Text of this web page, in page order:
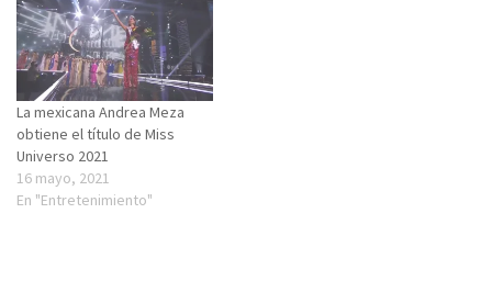
La mexicana Andrea Meza
obtiene el título de Miss
Universo 2021
16 mayo, 2021
En "Entretenimiento"